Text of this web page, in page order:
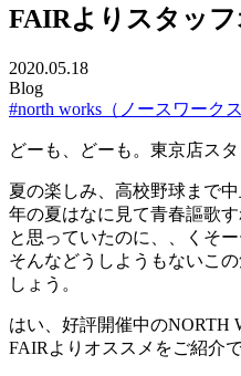
FAIRよりスタッ
2020.05.18
Blog
#north works（ノースワークス
どーも、どーも。東京店ス
夏の楽しみ、高校野球まで
年の夏はなに見て青春謳歌
と思っていたのに、、くそー
そんなどうしようもないこ
しょう。
はい、好評開催中のNORTH
FAIRよりオススメをご紹介で